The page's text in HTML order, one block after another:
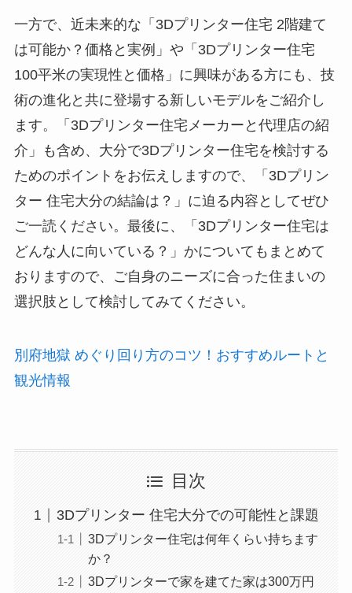
一方で、近未来的な「3Dプリンター住宅 2階建て
は可能か？価格と実例」や「3Dプリンター住宅
100平米の実現性と価格」に興味がある方にも、技
術の進化と共に登場する新しいモデルをご紹介し
ます。「3Dプリンター住宅メーカーと代理店の紹
介」も含め、大分で3Dプリンター住宅を検討する
ためのポイントをお伝えしますので、「3Dプリン
ター 住宅大分の結論は？」に迫る内容としてぜひ
ご一読ください。最後に、「3Dプリンター住宅は
どんな人に向いている？」かについてもまとめて
おりますので、ご自身のニーズに合った住まいの
選択肢として検討してみてください。
別府地獄 めぐり回り方のコツ！おすすめルートと
観光情報
目次
3Dプリンター 住宅大分での可能性と課題
3Dプリンター住宅は何年くらい持ちます
か？
3Dプリンターで家を建てた家は300万円